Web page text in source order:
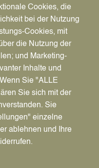
Stadt Vereine
Cookies, die
bei der Nutzung
Cookies, mit
die Nutzung der
und Marketing-
Inhalte und
Sie "ALLE
Sie sich mit der
Sie
einzelne
ablehnen und Ihre